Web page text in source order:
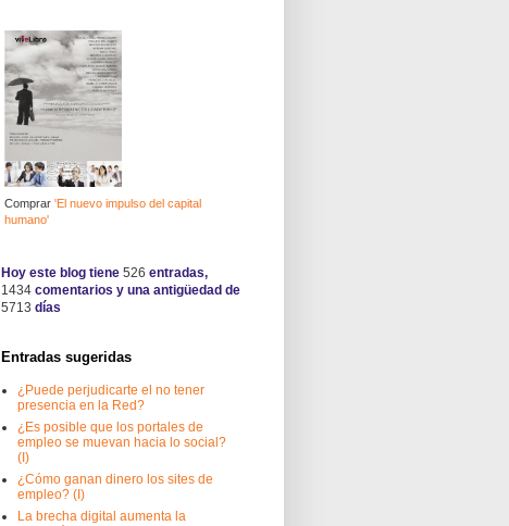
Comprar 'El nuevo impulso del capital
humano'
Hoy este blog tiene 526 entradas,
1434 comentarios y una antigüedad de
5713 días
Entradas sugeridas
¿Puede perjudicarte el no tener
presencia en la Red?
¿Es posible que los portales de
empleo se muevan hacia lo social?
(I)
¿Cómo ganan dinero los sites de
empleo? (I)
La brecha digital aumenta la